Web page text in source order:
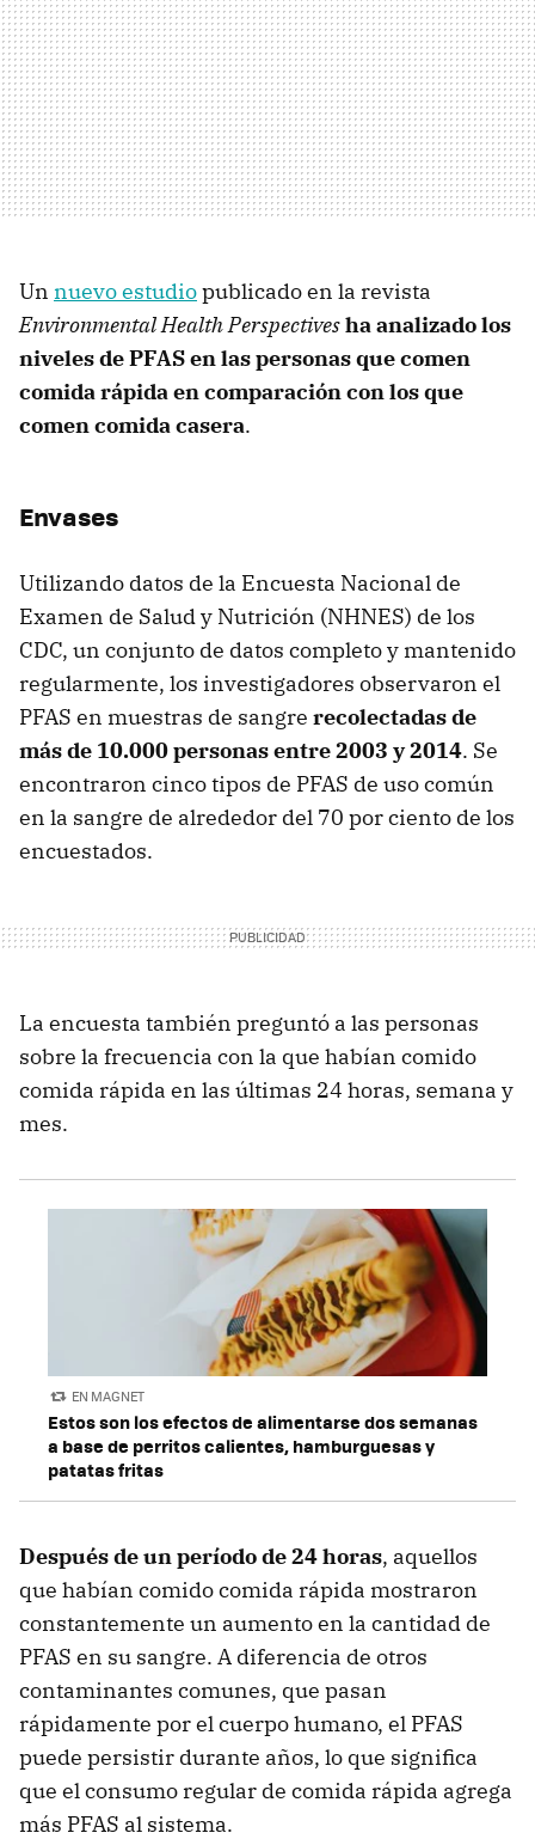
Un nuevo estudiopublicado en la revista
Environmental Health Perspectivesha analizado los
niveles de PFAS en las personas que comen
comida rápida en comparación con los que
comen comida casera.
Envases
Utilizando datos de la Encuesta Nacional de
Examen de Salud y Nutrición (NHNES) de los
CDC, un conjunto de datos completo y mantenido
regularmente, los investigadores observaron el
PFAS en muestras de sangre recolectadas de
más de 10.000 personas entre 2003 y 2014. Se
encontraron cinco tipos de PFAS de uso común
en la sangre de alrededor del 70 por ciento de los
encuestados.
La encuesta también preguntó a las personas
sobre la frecuencia con la que habían comido
comida rápida en las últimas 24 horas, semana y
mes.
EN MAGNET
Estos son los efectos de alimentarse dos semanas
a base de perritos calientes, hamburguesas y
patatas fritas
Después de un período de 24 horas, aquellos
que habían comido comida rápida mostraron
constantemente un aumento en la cantidad de
PFAS en su sangre. A diferencia de otros
contaminantes comunes, que pasan
rápidamente por el cuerpo humano, el PFAS
puede persistir durante años, lo que significa
que el consumo regular de comida rápida agrega
más PFAS al sistema.